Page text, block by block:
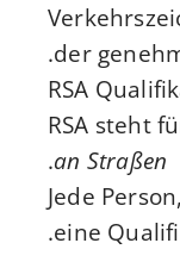
der
RSA
RSA steht
an Straßen
.
Jede
eine